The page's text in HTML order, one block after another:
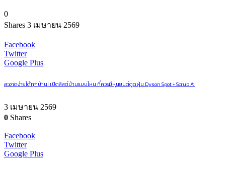
0
Shares 3 เมษายน 2569
Facebook
Twitter
Google Plus
สะอาดง่ายได้ทุกบ้าน! เปิดลิสต์บ้านแบบไหน ที่ควรมีหุ่นยนต์ดูดฝุ่น Dyson Spot + Scrub Ai
3 เมษายน 2569
0 Shares
Facebook
Twitter
Google Plus